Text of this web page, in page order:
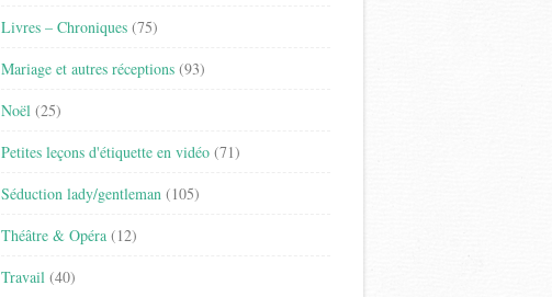
Livres – Chroniques (75)
Mariage et autres réceptions (93)
Noël (25)
Petites leçons d'étiquette en vidéo (71)
Séduction lady/gentleman (105)
Théâtre & Opéra (12)
Travail (40)